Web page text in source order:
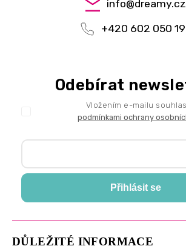
info@dreamy.cz
+420 602 050
DŮLEŽITÉ INFORMACE
Odebírat
Vložením e-mailu
podmínkami ochrany
Přihlásit se